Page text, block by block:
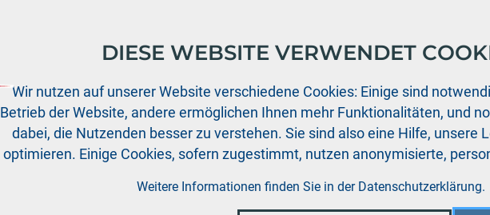
Produkte Support Aktuelles Händler Downloads
Zubehör Fernsteuersysteme›Softbag ATOM
DIESE WEBSITE VERWENDET
Wir nutzen auf unserer Website verschiedene Cookies: Einige sind
Betrieb der Website, andere ermöglichen Ihnen mehr Funktionalitäten, und
dabei, die Nutzenden besser zu verstehen. Sie sind also eine Hilfe, unsere
optimieren. Einige Cookies, sofern zugestimmt, nutzen anonymisierte,
Weitere Informationen finden Sie in der Datenschutzerklärung.